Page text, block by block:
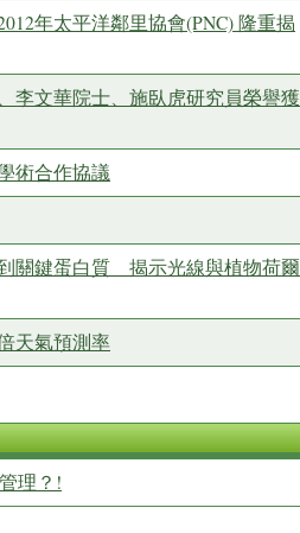
年太平洋鄰里協會(PNC) 隆重揭
李文華院士、施臥虎研究員榮譽獲
術合作協議
關鍵蛋白質 揭示光線與植物荷爾
天氣預測率
理？!